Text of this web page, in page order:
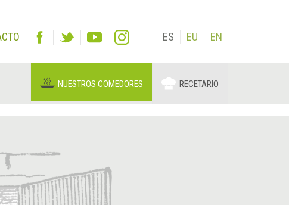
ES EU EN
NUESTROS COMEDORES RECETARIO